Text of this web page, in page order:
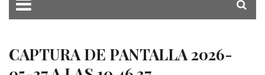
CAPTURA DE PANTALLA 2026-